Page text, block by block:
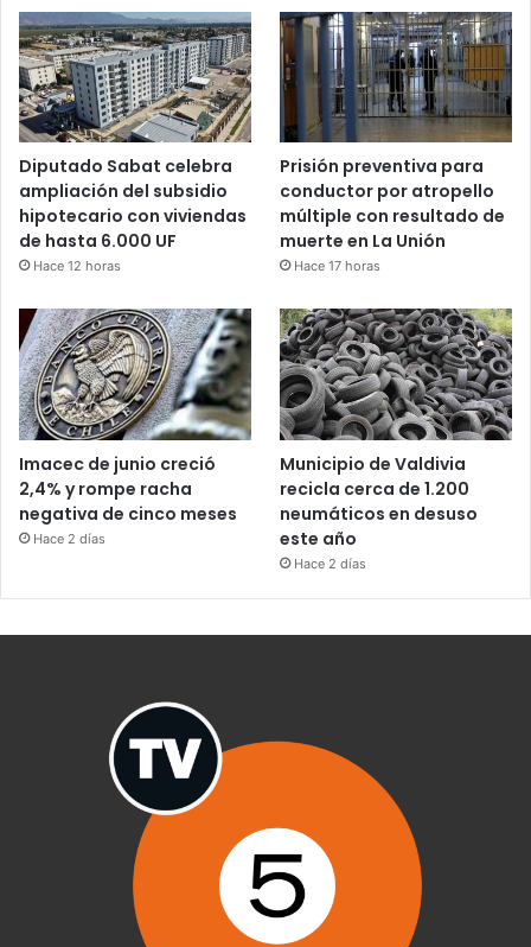
Diputado Sabat celebra
ampliación del subsidio
hipotecario con viviendas
de hasta 6.000 UF
Hace 12 horas
Prisión preventiva para
conductor por atropello
múltiple con resultado de
muerte en La Unión
Hace 17 horas
Imacec de junio creció
2,4% y rompe racha
negativa de cinco meses
Hace 2 días
Municipio de Valdivia
recicla cerca de 1.200
neumáticos en desuso
este año
Hace 2 días